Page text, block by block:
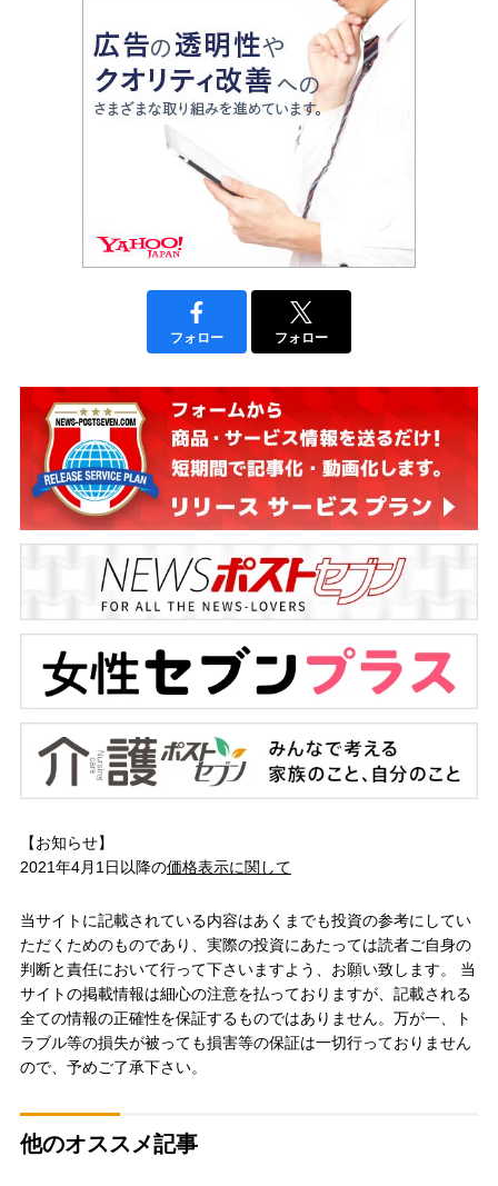
フォロー フォロー
【お知らせ】
2021年4月1日以降の価格表示に関して
当サイトに記載されている内容はあくまでも投資の参考にしてい
ただくためのものであり、実際の投資にあたっては読者ご自身の
判断と責任において行って下さいますよう、お願い致します。 当
サイトの掲載情報は細心の注意を払っておりますが、記載される
全ての情報の正確性を保証するものではありません。万が一、ト
ラブル等の損失が被っても損害等の保証は一切行っておりません
ので、予めご了承下さい。
他のオススメ記事